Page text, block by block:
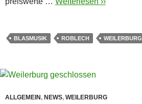
BLASMUSIK ROBLECH WEILERBURG
ALLGEMEIN, NEWS, WEILERBURG